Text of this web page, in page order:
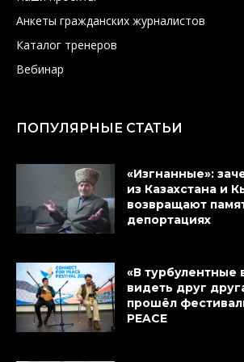
Анкеты гражданских журналистов
Каталог тренеров
Вебинар
ПОПУЛЯРНЫЕ СТАТЬИ
«Изгнанные»:
из Казахстана и
возвращают
депортациях
«В турбулентные
видеть друг
прошёл
PEACE